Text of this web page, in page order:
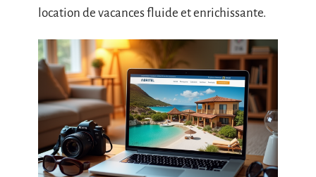
location de vacances fluide et enrichissante.